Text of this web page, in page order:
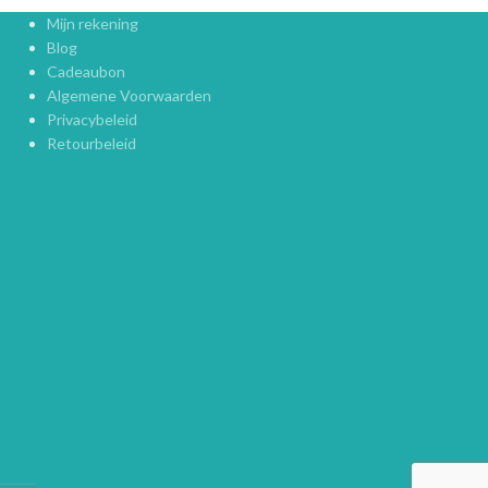
Mijn rekening
Blog
Cadeaubon
Algemene Voorwaarden
Privacybeleid
Retourbeleid